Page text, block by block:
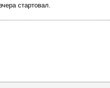
стартовал.